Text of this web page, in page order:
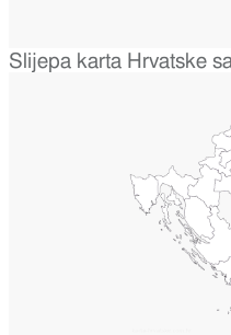
Slijepa karta Hrvatske